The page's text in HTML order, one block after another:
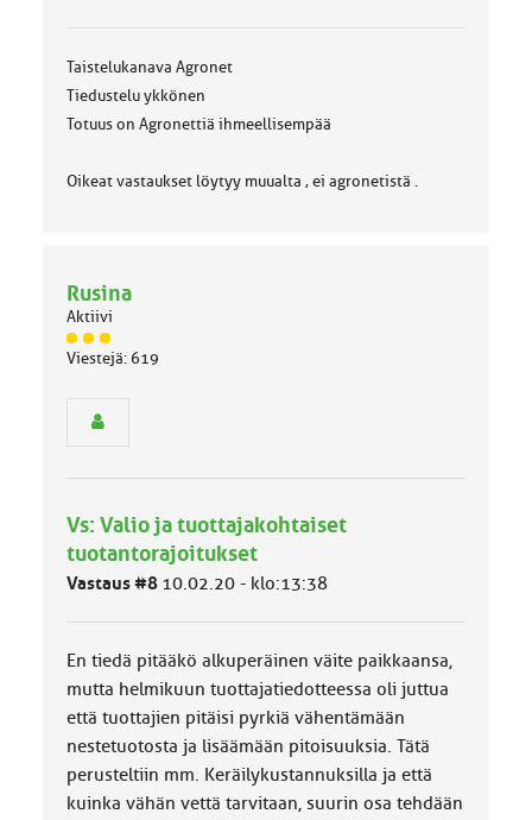
Taistelukanava Agronet
Tiedustelu ykkönen
Totuus on Agronettiä ihmeellisempää
Oikeat vastaukset löytyy muualta , ei agronetistä .
Rusina
Aktiivi
J
ä
m
ä
u
k
a
Viestejä: 619
Vs: Valio ja tuottajakohtaiset
tuotantorajoitukset
Vastaus #8 10.02.20 - klo:13:38
En tiedä pitääkö alkuperäinen väite paikkaansa,
mutta helmikuun tuottajatiedotteessa oli juttua
että tuottajien pitäisi pyrkiä vähentämään
nestetuotosta ja lisäämään pitoisuuksia. Tätä
perusteltiin mm. Keräilykustannuksilla ja että
kuinka vähän vettä tarvitaan, suurin osa tehdään